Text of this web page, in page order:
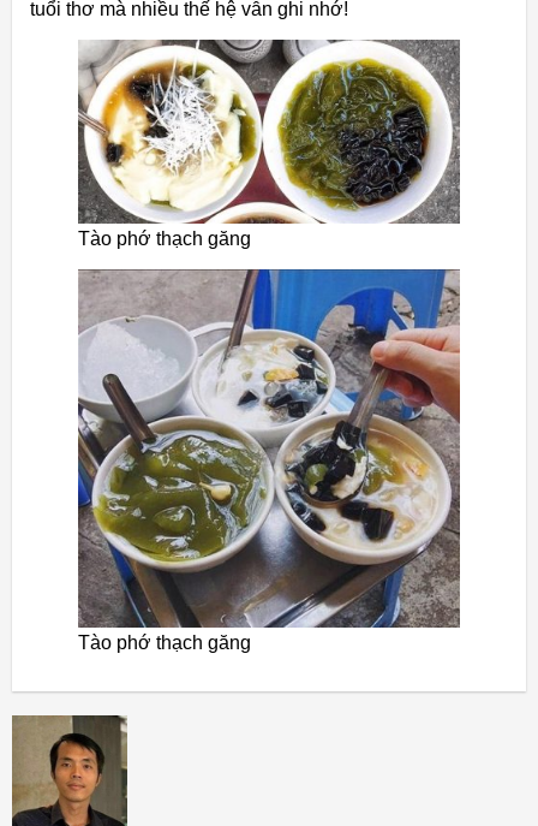
tuổi thơ mà nhiều thế hệ vẫn ghi nhớ!
Tào phớ thạch găng
Tào phớ thạch găng